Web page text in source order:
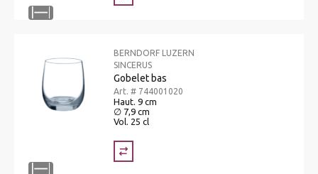
BERNDORF LUZERN
SINCERUS
Gobelet bas
Art. # 744001020
Haut. 9 cm
∅ 7,9 cm
Vol. 25 cl